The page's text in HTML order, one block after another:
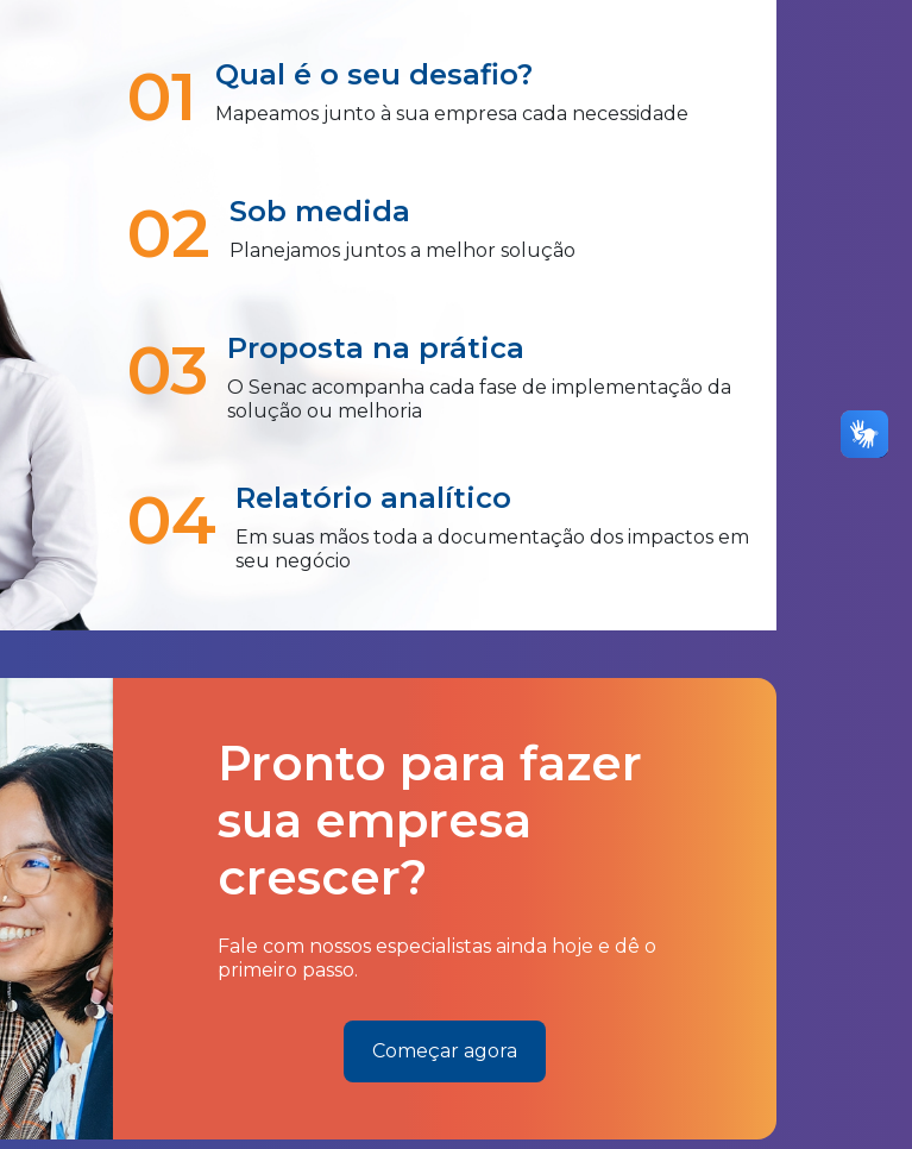
01 Qual é o seu desafio?
Mapeamos junto à sua empresa cada necessidade
02 Sob medida
Planejamos juntos a melhor solução
03 Proposta na prática
O Senac acompanha cada fase de implementação da
solução ou melhoria
04 Relatório analítico
Em suas mãos toda a documentação dos impactos em
seu negócio
Pronto para fazer
sua empresa
crescer?
Fale com nossos especialistas ainda hoje e dê o
primeiro passo.
Começar agora